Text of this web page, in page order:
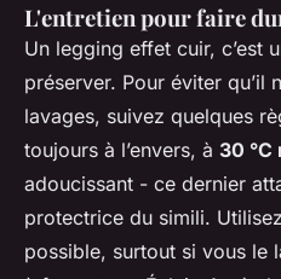
L'entretien pour faire
Un legging effet cuir, c’est
préserver. Pour éviter qu’il
lavages, suivez quelques
toujours à l’envers, à 30 °C
adoucissant - ce dernier
protectrice du simili.
possible, surtout si vous le